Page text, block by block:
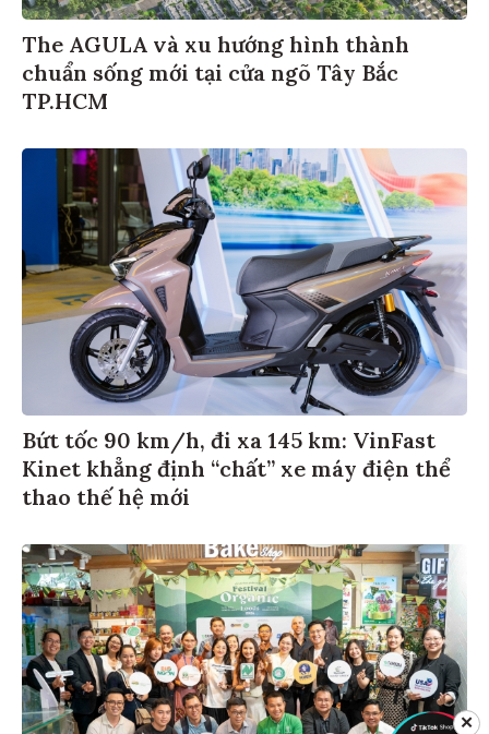
The AGULA và xu hướng hình thành
chuẩn sống mới tại cửa ngõ Tây Bắc
TP.HCM
Bứt tốc 90 km/h, đi xa 145 km: VinFast
Kinet khẳng định “chất” xe máy điện thể
thao thế hệ mới
✕